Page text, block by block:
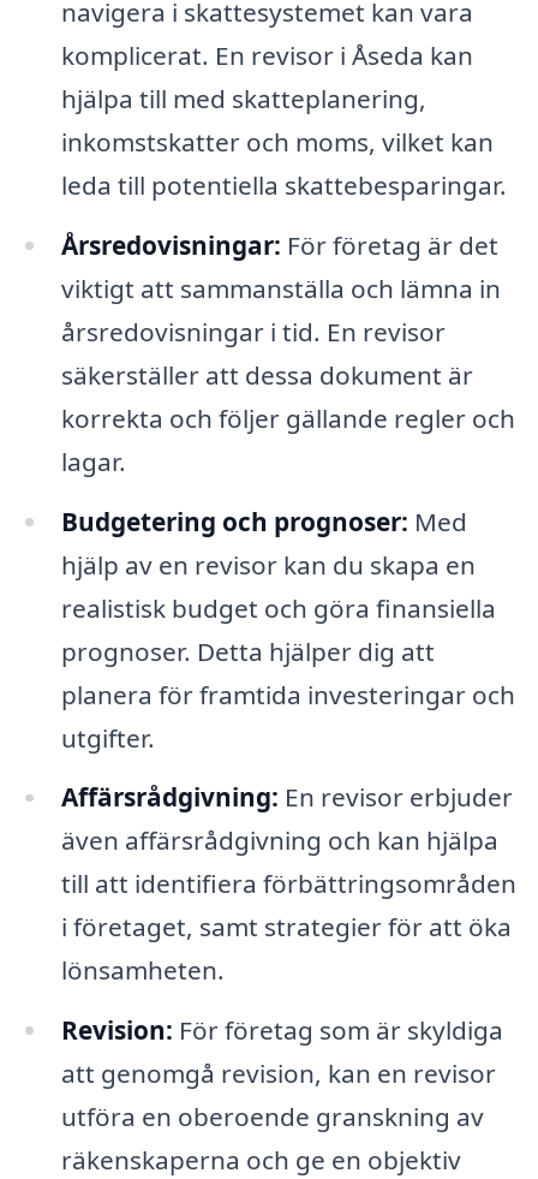
navigera i skattesystemet kan vara
komplicerat. En revisor i Åseda kan
hjälpa till med skatteplanering,
inkomstskatter och moms, vilket kan
leda till potentiella skattebesparingar.
Årsredovisningar: För företag är det
viktigt att sammanställa och lämna in
årsredovisningar i tid. En revisor
säkerställer att dessa dokument är
korrekta och följer gällande regler och
lagar.
Budgetering och prognoser: Med
hjälp av en revisor kan du skapa en
realistisk budget och göra finansiella
prognoser. Detta hjälper dig att
planera för framtida investeringar och
utgifter.
Affärsrådgivning: En revisor erbjuder
även affärsrådgivning och kan hjälpa
till att identifiera förbättringsområden
i företaget, samt strategier för att öka
lönsamheten.
Revision: För företag som är skyldiga
att genomgå revision, kan en revisor
utföra en oberoende granskning av
räkenskaperna och ge en objektiv